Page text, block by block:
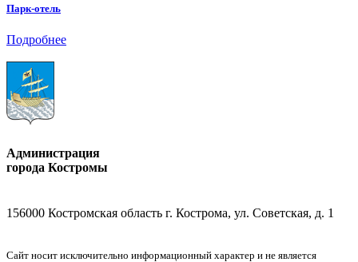
Парк-отель
Подробнее
Администрация
города Костромы
156000 Костромская область г. Кострома, ул. Советская, д. 1
Сайт носит исключительно информационный характер и не является